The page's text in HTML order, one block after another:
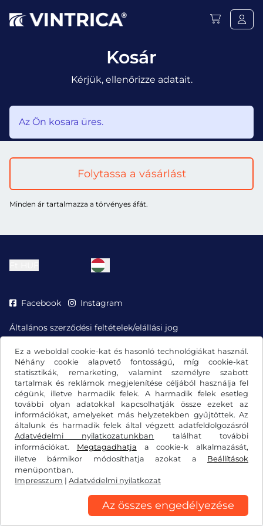
Ez a weboldal cookie-kat és hasonló technológiákat használ.
Néhány cookie alapvető fontosságú, míg cookie-kat
statisztikák, remarketing, valamint személyre szabott
tartalmak és reklámok megjelenítése céljából használja fel
cégünk, illetve harmadik felek. A harmadik felek esetleg
további olyan adatokkal kapcsolhatják össze ezeket az
információkat, amelyeket más helyzetekben gyűjtöttek. Az
általunk és harmadik felek által végzett adatfeldolgozásról
Adatvédelmi nyilatkozatunkban találhat további
információkat. Megtagadhatja a cookie-k alkalmazását,
illetve bármikor módosíthatja azokat a Beállítások
menüpontban.
Impresszum | Adatvédelmi nyilatkozat
Az összes engedélyezése
Kosár
Kérjük, ellenőrizze adatait.
Az Ön kosara üres.
Folytassa a vásárlást
Minden ár tartalmazza a törvényes áfát.
Facebook Instagram
Általános szerződési feltételek/elállási jog
Impresszum